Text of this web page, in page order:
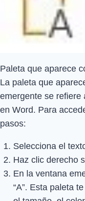
Paleta que aparece
La paleta que
emergente se refiere
en Word. Para
pasos:
Selecciona el
Haz clic derecho
En la ventana
“A”. Esta paleta